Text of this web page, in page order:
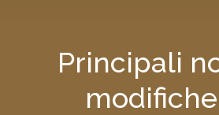
Principali